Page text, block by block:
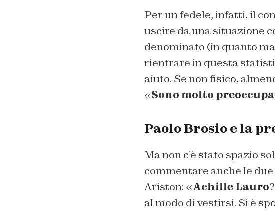
Per un fedele, infatti, il
uscire da una situazione
denominato (in quanto
rientrare in questa
aiuto. Se non fisico,
«Sono molto
Paolo Brosio e la
Ma non c’è stato spazio
commentare anche le
Ariston: «Achille Lauro
al modo di vestirsi. Si è